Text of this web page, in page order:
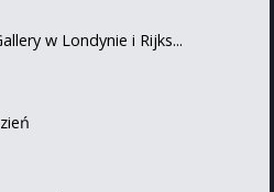
w Londynie i Rijks...